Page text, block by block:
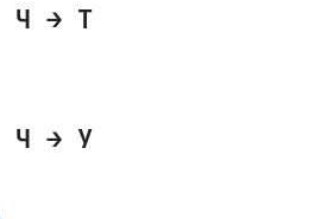
Ч → Т
Ч → У